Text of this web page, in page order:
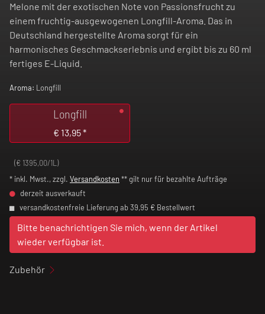
Melone mit der exotischen Note von Passionsfrucht zu
einem fruchtig-ausgewogenen Longfill-Aroma. Das in
Deutschland hergestellte Aroma sorgt für ein
harmonisches Geschmackserlebnis und ergibt bis zu 60 ml
fertiges E-Liquid.
Aroma: Longfill
Longfill
€ 13,95*
(€ 1395,00/1L)
* inkl. Mwst., zzgl. Versandkosten ** gilt nur für bezahlte Aufträge
derzeit ausverkauft
versandkostenfreie Lieferung ab 39,95 € Bestellwert
Bitte benachrichtigen Sie mich, wenn der Artikel
wieder verfügbar ist.
Zubehör